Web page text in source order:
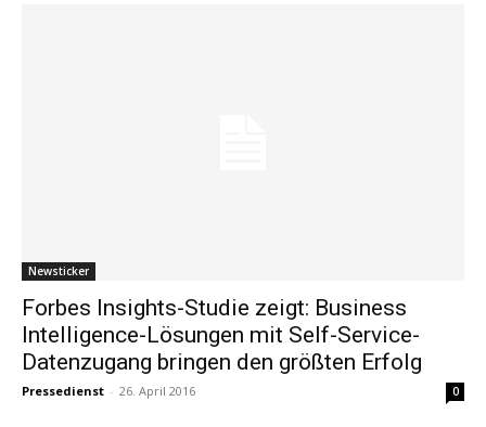
Newsticker
Forbes Insights-Studie zeigt: Business
Intelligence-Lösungen mit Self-Service-
Datenzugang bringen den größten Erfolg
Pressedienst - 26. April 2016 0